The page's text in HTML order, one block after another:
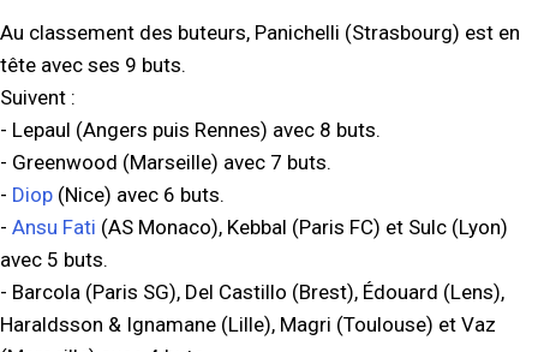
Au classement des buteurs, Panichelli (Strasbourg) est en
tête avec ses 9 buts.
Suivent :
- Lepaul (Angers puis Rennes) avec 8 buts.
- Greenwood (Marseille) avec 7 buts.
- Diop (Nice) avec 6 buts.
- Ansu Fati (AS Monaco), Kebbal (Paris FC) et Sulc (Lyon)
avec 5 buts.
- Barcola (Paris SG), Del Castillo (Brest), Édouard (Lens),
Haraldsson & Ignamane (Lille), Magri (Toulouse) et Vaz